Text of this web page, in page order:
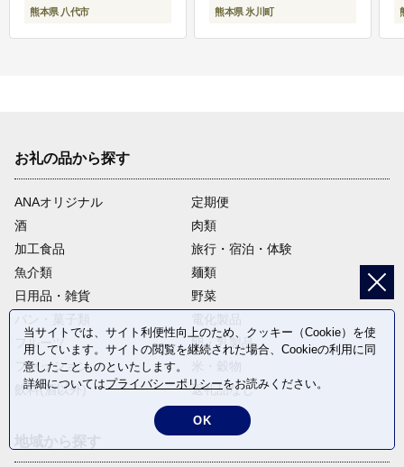
熊本県 八代市 熊本県 氷川町
お礼の品から探す
ANAオリジナル
定期便
酒
肉類
加工食品
旅行・宿泊・体験
魚介類
麺類
日用品・雑貨
野菜
フルーツ
卵・乳製品
ファッション
飲料(酒以外)
返礼品なし
当サイトでは、サイト利便性向上のため、クッキー（Cookie）を使
用しています。サイトの閲覧を継続された場合、Cookieの利用に同
意したことものといたします。
詳細についてはプライバシーポリシーをお読みください。
OK